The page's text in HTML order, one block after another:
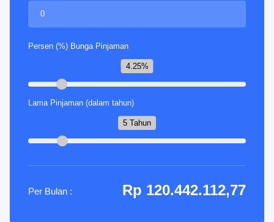
Persen (%) Bunga Pinjaman
4.25%
Lama Pinjaman (dalam tahun)
5 Tahun
Per Bulan : Rp 120.442.112,77